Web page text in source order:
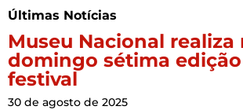
Últimas Notícias
Museu Nacional realiza
domingo sétima
festival
30 de agosto de 2025